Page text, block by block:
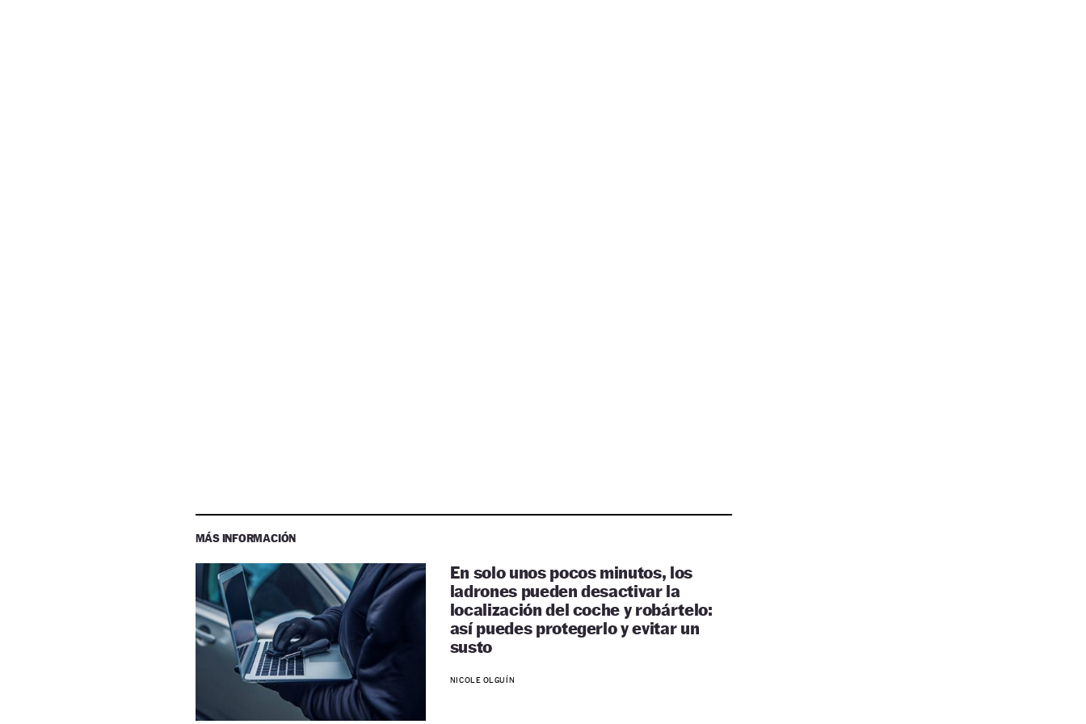
MÁS INFORMACIÓN
En solo unos pocos minutos, los
ladrones pueden desactivar la
localización del coche y robártelo:
así puedes protegerlo y evitar un
susto
NICOLE OLGUÍN